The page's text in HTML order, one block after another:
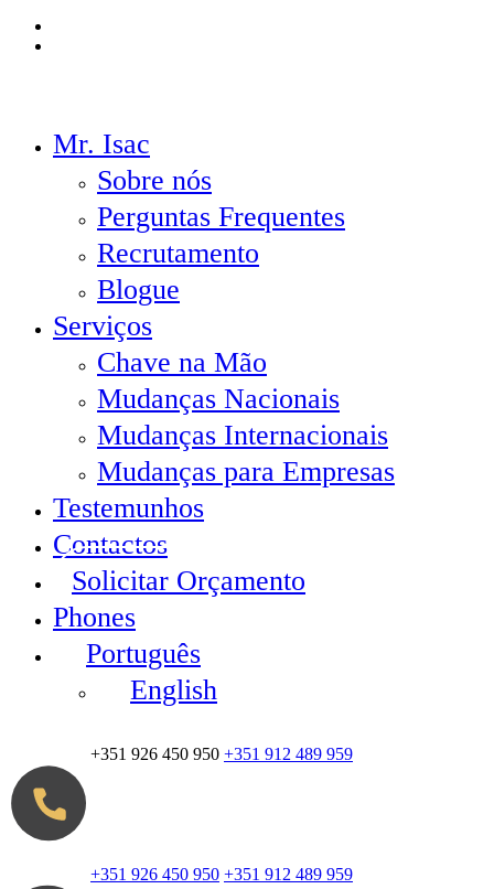
Menu
Mr. Isac
Sobre nós
Perguntas Frequentes
Recrutamento
Blogue
Serviços
Chave na Mão
Mudanças Nacionais
Mudanças Internacionais
Mudanças para Empresas
Testemunhos
Contactos
Solicitar Orçamento
Phones
Português
English
+351 926 450 950 +351 912 489 959
+351 926 450 950 +351 912 489 959